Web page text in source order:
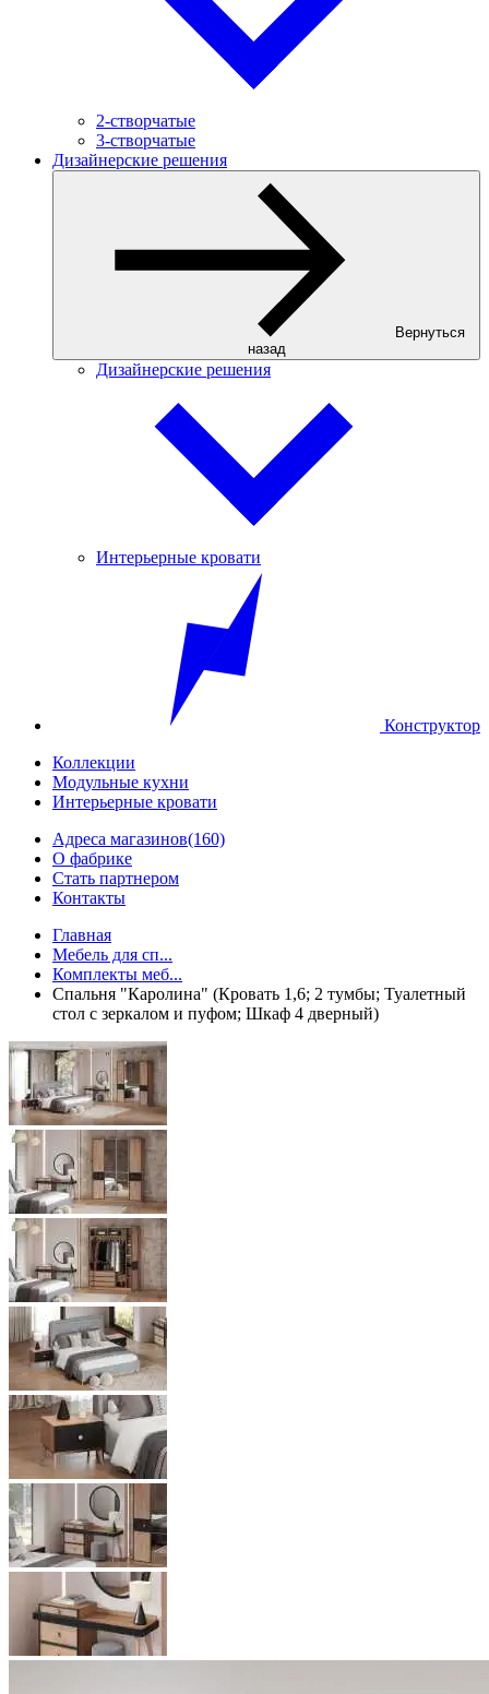
2-створчатые
3-створчатые
Дизайнерские решения
Вернуться
назад
Дизайнерские решения
Интерьерные кровати
Конструктор
Коллекции
Модульные кухни
Интерьерные кровати
Адреса магазинов(160)
О фабрике
Стать партнером
Контакты
Главная
Мебель для сп...
Комплекты меб...
Спальня "Каролина" (Кровать 1,6; 2 тумбы; Туалетный
стол с зеркалом и пуфом; Шкаф 4 дверный)